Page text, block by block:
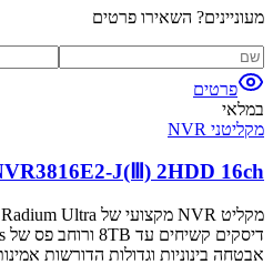
מעוניינים? השאירו פרטים
פרטים
במלאי
מקליטני NVR
J(Ⅲ) 2HDD 16ch
אבטחה בינוניות וגדולות הדורשות